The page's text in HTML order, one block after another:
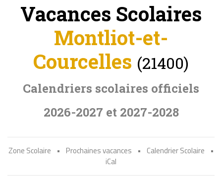
Vacances Scolaires
Montliot-et-
Courcelles (21400)
Calendriers scolaires officiels
2026-2027 et 2027-2028
Zone Scolaire • Prochaines vacances • Calendrier Scolaire
•
iCal